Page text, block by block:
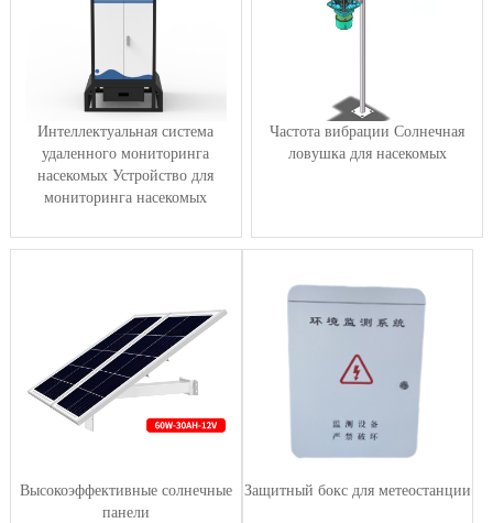
Интеллектуальная система
удаленного мониторинга
насекомых Устройство для
мониторинга насекомых
Частота вибрации Солнечная
ловушка для насекомых
Высокоэффективные солнечные
панели
Защитный бокс для метеостанции